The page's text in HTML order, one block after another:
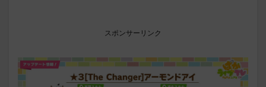
スポンサーリンク